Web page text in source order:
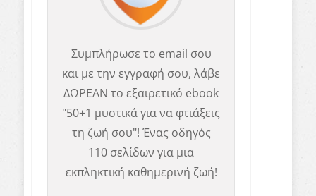
Συμπλήρωσε το email σου
και με την εγγραφή σου, λάβε
ΔΩΡΕΑΝ το εξαιρετικό ebook
"50+1 μυστικά για να φτιάξεις
τη ζωή σου"! Ένας οδηγός
110 σελίδων για μια
εκπληκτική καθημερινή ζωή!